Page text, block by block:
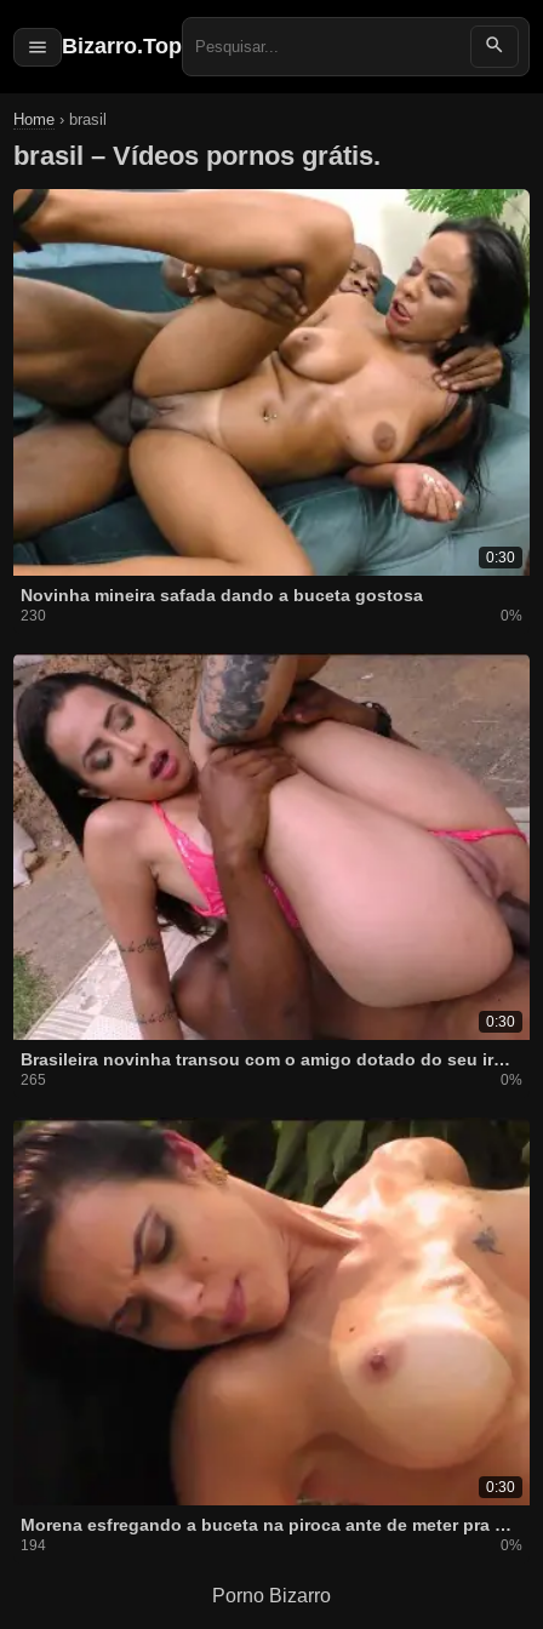
Bizarro.Top
Search
for:
Home › brasil
brasil – Vídeos pornos grátis.
0:30
Novinha mineira safada dando a buceta gostosa
230 0%
0:30
Brasileira novinha transou com o amigo dotado do seu irmão
265 0%
0:30
Morena esfregando a buceta na piroca ante de meter pra dentro
194 0%
Porno Bizarro